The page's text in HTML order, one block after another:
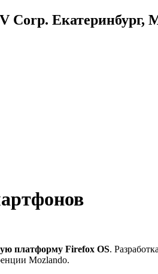
Corp.
платформу Firefox OS.
Mozlando.